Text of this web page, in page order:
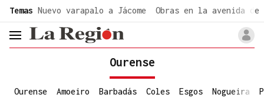
Temas Nuevo varapalo a Jácome Obras en la avenida de
header.menu.open
Ourense
Ourense Amoeiro Barbadás Coles Esgos Nogueira